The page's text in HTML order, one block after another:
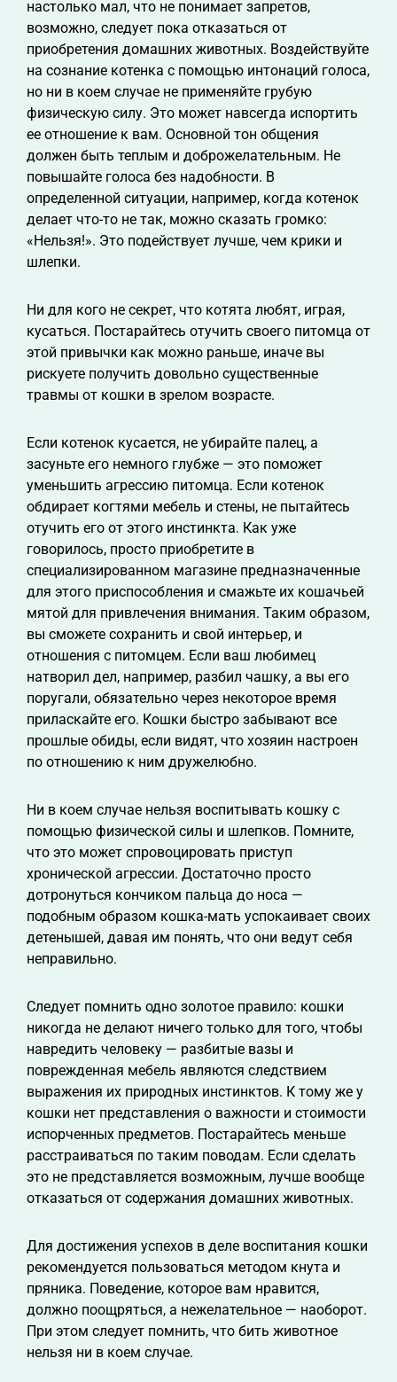
настолько мал, что не понимает запретов,
возможно, следует пока отказаться от
приобретения домашних животных. Воздействуйте
на сознание котенка с помощью интонаций голоса,
но ни в коем случае не применяйте грубую
физическую силу. Это может навсегда испортить
ее отношение к вам. Основной тон общения
должен быть теплым и доброжелательным. Не
повышайте голоса без надобности. В
определенной ситуации, например, когда котенок
делает что-то не так, можно сказать громко:
«Нельзя!». Это подействует лучше, чем крики и
шлепки.
Ни для кого не секрет, что котята любят, играя,
кусаться. Постарайтесь отучить своего питомца от
этой привычки как можно раньше, иначе вы
рискуете получить довольно существенные
травмы от кошки в зрелом возрасте.
Если котенок кусается, не убирайте палец, а
засуньте его немного глубже — это поможет
уменьшить агрессию питомца. Если котенок
обдирает когтями мебель и стены, не пытайтесь
отучить его от этого инстинкта. Как уже
говорилось, просто приобретите в
специализированном магазине предназначенные
для этого приспособления и смажьте их кошачьей
мятой для привлечения внимания. Таким образом,
вы сможете сохранить и свой интерьер, и
отношения с питомцем. Если ваш любимец
натворил дел, например, разбил чашку, а вы его
поругали, обязательно через некоторое время
приласкайте его. Кошки быстро забывают все
прошлые обиды, если видят, что хозяин настроен
по отношению к ним дружелюбно.
Ни в коем случае нельзя воспитывать кошку с
помощью физической силы и шлепков. Помните,
что это может спровоцировать приступ
хронической агрессии. Достаточно просто
дотронуться кончиком пальца до носа —
подобным образом кошка-мать успокаивает своих
детенышей, давая им понять, что они ведут себя
неправильно.
Следует помнить одно золотое правило: кошки
никогда не делают ничего только для того, чтобы
навредить человеку — разбитые вазы и
поврежденная мебель являются следствием
выражения их природных инстинктов. К тому же у
кошки нет представления о важности и стоимости
испорченных предметов. Постарайтесь меньше
расстраиваться по таким поводам. Если сделать
это не представляется возможным, лучше вообще
отказаться от содержания домашних животных.
Для достижения успехов в деле воспитания кошки
рекомендуется пользоваться методом кнута и
пряника. Поведение, которое вам нравится,
должно поощряться, а нежелательное — наоборот.
При этом следует помнить, что бить животное
нельзя ни в коем случае.